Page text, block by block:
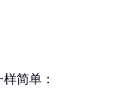
简单：